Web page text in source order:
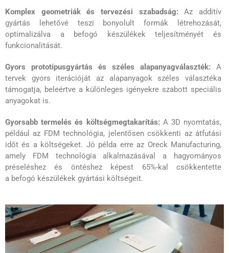
Komplex geometriák és tervezési szabadság: Az additív
gyártás lehetővé teszi bonyolult formák létrehozását,
optimalizálva a befogó készülékek teljesítményét és
funkcionalitását.
Gyors prototípusgyártás és széles alapanyagválaszték: A
tervek gyors iterációját az alapanyagok széles választéka
támogatja, beleértve a különleges igényekre szabott speciális
anyagokat is.
Gyorsabb termelés és költségmegtakarítás: A 3D nyomtatás,
például az FDM technológia, jelentősen csökkenti az átfutási
időt és a költségeket. Jó példa erre az Oreck Manufacturing,
amely FDM technológia alkalmazásával a hagyományos
préseléshez és öntéshez képest 65%-kal csökkentette
a befogó készülékek gyártási költségeit.